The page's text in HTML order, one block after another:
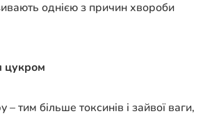
однією з причин хвороби
цукром
тим більше токсинів і зайвої ваги,